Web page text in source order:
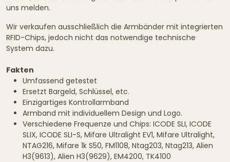
uns melden.
Wir verkaufen ausschließlich die Armbänder mit integrierten
RFID-Chips, jedoch nicht das notwendige technische
System dazu.
Fakten
Umfassend getestet
Ersetzt Bargeld, Schlüssel, etc.
Einzigartiges Kontrollarmband
Armband mit individuellem Design und Logo.
Verschiedene Frequenze und Chips: ICODE SLI, ICODE
SLIX, ICODE SLI-S, Mifare Ultralight EV1, Mifare Ultralight,
NTAG216, Mifare 1k S50, FM1108, Ntag203, Ntag213, Alien
H3(9613), Alien H3(9629), EM4200, TK4100